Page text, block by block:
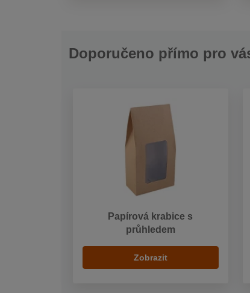
Doporučeno přímo pro
Papírová krabice s
průhledem
Zobrazit